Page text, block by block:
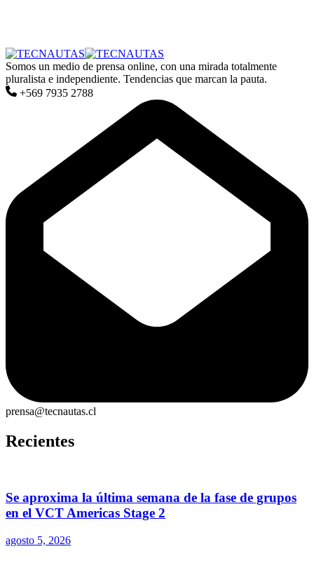
Somos un medio de prensa online, con una mirada totalmente
pluralista e independiente. Tendencias que marcan la pauta.
+569 7935 2788
prensa@tecnautas.cl
Recientes
Se aproxima la última semana de la fase de grupos
en el VCT Americas Stage 2
agosto 5, 2026